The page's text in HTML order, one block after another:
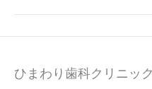
ひまわり歯科クリニック